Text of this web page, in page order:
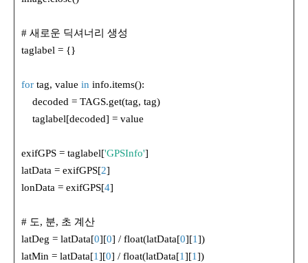
# 새로운 딕셔너리 생성
taglabel = {}
for tag, value in info.items():
decoded = TAGS.get(tag, tag)
taglabel[decoded] = value
exifGPS = taglabel['GPSInfo']
latData = exifGPS[2]
lonData = exifGPS[4]
# 도, 분, 초 계산
latDeg = latData[0][0] / float(latData[0][1])
latMin = latData[1][0] / float(latData[1][1])